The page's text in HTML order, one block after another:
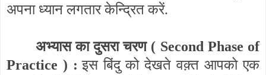
अपना ध्यान लगतार केन्द्रित करें.
अभ्यास का दुसरा चरण ( Second Phase of
Practice ) : इस बिंदु को देखते वक़्त आपको एक